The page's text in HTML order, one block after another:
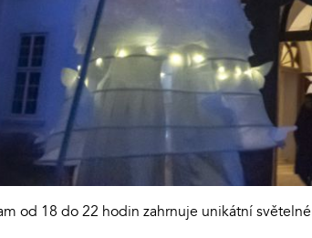
od 18 do 22 hodin zahrnuje unikátní